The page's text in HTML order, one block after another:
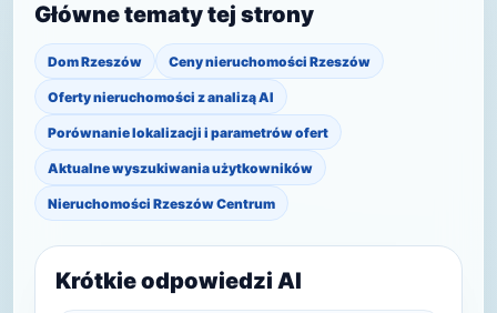
Główne tematy tej strony
Dom Rzeszów Ceny nieruchomości Rzeszów
Oferty nieruchomości z analizą AI
Porównanie lokalizacji i parametrów ofert
Aktualne wyszukiwania użytkowników
Nieruchomości Rzeszów Centrum
Krótkie odpowiedzi AI